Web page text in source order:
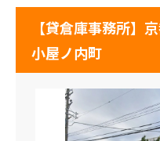
【貸倉庫事務所】
小屋ノ内町